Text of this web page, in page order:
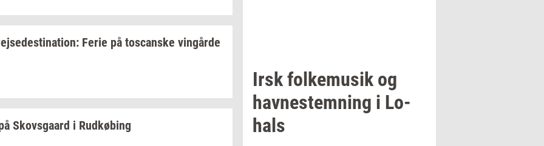
Ferie på toscan­ske vin­går­de
Sko­vs­gaard i Rud­kø­bing
Irskfol­kemu­sikog
hav­ne­stem­ning i Lo­
hals